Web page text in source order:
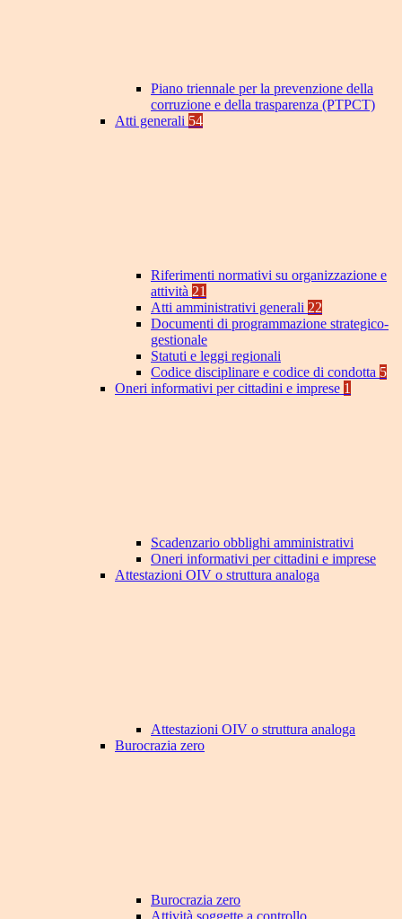
Piano triennale per la prevenzione della
corruzione e della trasparenza (PTPCT)
Atti generali 54
Riferimenti normativi su organizzazione e
attività 21
Atti amministrativi generali 22
Documenti di programmazione strategico-
gestionale
Statuti e leggi regionali
Codice disciplinare e codice di condotta 5
Oneri informativi per cittadini e imprese 1
Scadenzario obblighi amministrativi
Oneri informativi per cittadini e imprese
Attestazioni OIV o struttura analoga
Attestazioni OIV o struttura analoga
Burocrazia zero
Burocrazia zero